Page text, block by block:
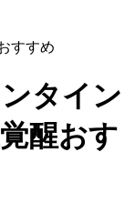
すすめ
タイン
醒おす